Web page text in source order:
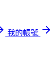
我的帳號